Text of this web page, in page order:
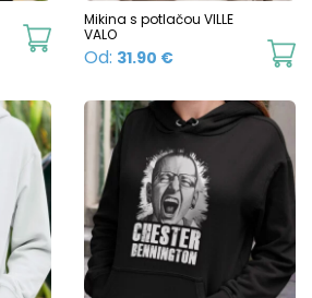
product
page
This
product
has
multiple
variants.
options
may
be
Mikina s potlačou VILLE
VALO
Od: 31.90 €